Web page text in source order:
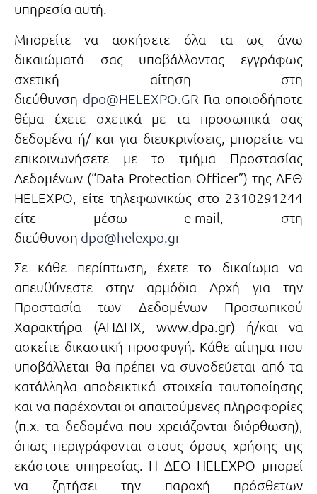
υπηρεσία αυτή.
Μπορείτε να ασκήσετε όλα τα ως άνω
δικαιώματά σας υποβάλλοντας εγγράφως
σχετική αίτηση στη
διεύθυνση dpo@HELEXPO.GR Για οποιοδήποτε
θέμα έχετε σχετικά με τα προσωπικά σας
δεδομένα ή/ και για διευκρινίσεις, μπορείτε να
επικοινωνήσετε με το τμήμα Προστασίας
Δεδομένων (“Data Protection Officer”) της ΔΕΘ
HELEXPO, είτε τηλεφωνικώς στο 2310291244
είτε μέσω e-mail, στη
διεύθυνση dpo@helexpo.gr
Σε κάθε περίπτωση, έχετε το δικαίωμα να
απευθύνεστε στην αρμόδια Αρχή για την
Προστασία των Δεδομένων Προσωπικού
Χαρακτήρα (ΑΠΔΠΧ, www.dpa.gr) ή/και να
ασκείτε δικαστική προσφυγή. Κάθε αίτημα που
υποβάλλεται θα πρέπει να συνοδεύεται από τα
κατάλληλα αποδεικτικά στοιχεία ταυτοποίησης
και να παρέχονται οι απαιτούμενες πληροφορίες
(π.χ. τα δεδομένα που χρειάζονται διόρθωση),
όπως περιγράφονται στους όρους χρήσης της
εκάστοτε υπηρεσίας. H ΔΕΘ HELEXPO μπορεί
να ζητήσει την παροχή πρόσθετων